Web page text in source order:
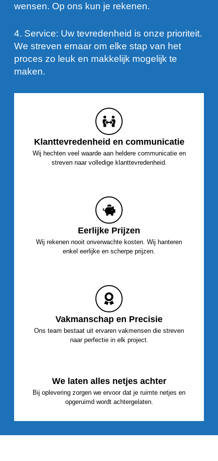
Klanttevredenheid en communicatie
Wij hechten veel waarde aan heldere communicatie en
streven naar volledige klanttevredenheid.
Eerlijke Prijzen
Wij rekenen nooit onverwachte kosten. Wij hanteren
enkel eerlijke en scherpe prijzen.
Vakmanschap en Precisie
Ons team bestaat uit ervaren vakmensen die streven
naar perfectie in elk project.
We laten alles netjes achter
Bij oplevering zorgen we ervoor dat je ruimte netjes en
opgeruimd wordt achtergelaten.
wensen. Op ons kun je rekenen.
4. Service: Uw tevredenheid is onze prioriteit.
We streven ernaar om elke stap van het
proces zo leuk en makkelijk mogelijk te
maken.